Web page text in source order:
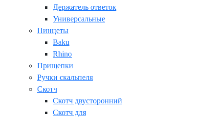
Держатель ответок
Универсальные
Пинцеты
Baku
Rhino
Прищепки
Ручки скальпеля
Скотч
Скотч двусторонний
Скотч для